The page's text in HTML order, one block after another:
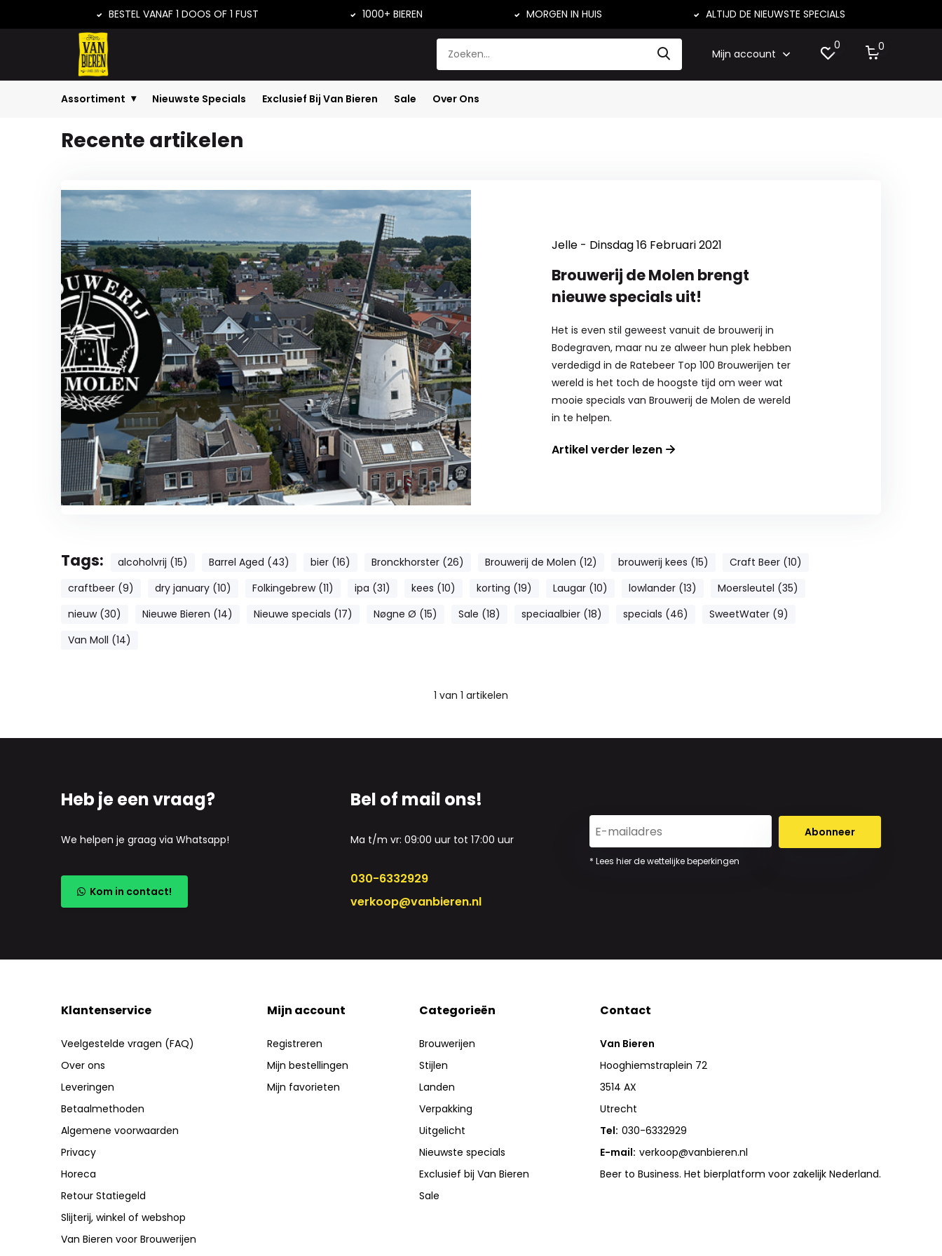
BESTEL VANAF 1 DOOS OF 1 FUST 1000+ BIEREN MORGEN IN HUIS ALTIJD DE NIEUWSTE SPECIALS
Mijn account
0 0
Assortiment Nieuwste Specials Exclusief Bij Van Bieren Sale Over Ons
Home Nieuws
Recente artikelen
Jelle - Dinsdag 16 Februari 2021
Brouwerij de Molen brengt
nieuwe specials uit!
Het is even stil geweest vanuit de brouwerij in
Bodegraven, maar nu ze alweer hun plek hebben
verdedigd in de Ratebeer Top 100 Brouwerijen ter
wereld is het toch de hoogste tijd om weer wat
mooie specials van Brouwerij de Molen de wereld
in te helpen.
Artikel verder lezen
Tags: alcoholvrij (15) Barrel Aged (43) bier (16) Bronckhorster (26) Brouwerij de Molen (12) brouwerij kees (15)
Craft Beer (10)
craftbeer (9)
dry january (10) Folkingebrew (11) ipa (31) kees (10) korting (19) Laugar (10) lowlander (13)
Moersleutel (35)
nieuw (30)
Nieuwe Bieren (14) Nieuwe specials (17) Nøgne Ø (15) Sale (18) speciaalbier (18) specials (46)
SweetWater (9)
Van Moll (14)
1 van 1 artikelen
Heb je een vraag?
We helpen je graag via Whatsapp!
Kom in contact!
Bel of mail ons!
Ma t/m vr: 09:00 uur tot 17:00 uur
030-6332929
verkoop@vanbieren.nl
Abonneer
* Lees hier de wettelijke beperkingen
Klantenservice
Veelgestelde vragen (FAQ)
Over ons
Leveringen
Betaalmethoden
Algemene voorwaarden
Privacy
Horeca
Retour Statiegeld
Slijterij, winkel of webshop
Van Bieren voor Brouwerijen
Mijn account
Registreren
Mijn bestellingen
Mijn favorieten
Categorieën
Brouwerijen
Stijlen
Landen
Verpakking
Uitgelicht
Nieuwste specials
Exclusief bij Van Bieren
Sale
Contact
Van Bieren
Hooghiemstraplein 72
3514 AX
Utrecht
Tel: 030-6332929
E-mail: verkoop@vanbieren.nl
Beer to Business. Het bierplatform voor zakelijk Nederland.